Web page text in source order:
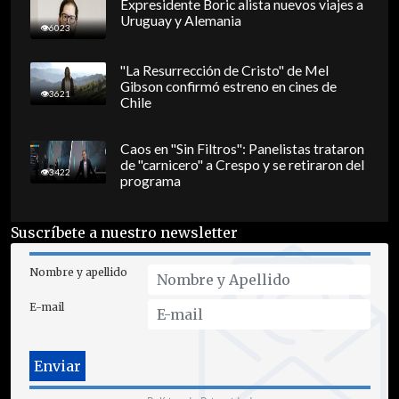
6023
Expresidente Boric alista nuevos viajes a
Uruguay y Alemania
3621
"La Resurrección de Cristo" de Mel
Gibson confirmó estreno en cines de
Chile
3422
Caos en "Sin Filtros": Panelistas trataron
de "carnicero" a Crespo y se retiraron del
programa
Suscríbete a nuestro newsletter
Nombre y apellido
E-mail